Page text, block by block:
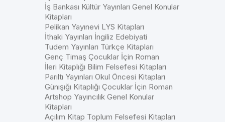
İş Bankası Kültür Yayınları Genel Konular
Kitapları
Pelikan Yayınevi LYS Kitapları
İthaki Yayınları İngiliz Edebiyati
Tudem Yayınları Türkçe Kitapları
Genç Timaş Çocuklar İçin Roman
İleri Kitaplığı Bilim Felsefesi Kitapları
Parıltı Yayınları Okul Öncesi Kitapları
Günışığı Kitaplığı Çocuklar İçin Roman
Artshop Yayıncılık Genel Konular
Kitapları
Açılım Kitap Toplum Felsefesi Kitapları